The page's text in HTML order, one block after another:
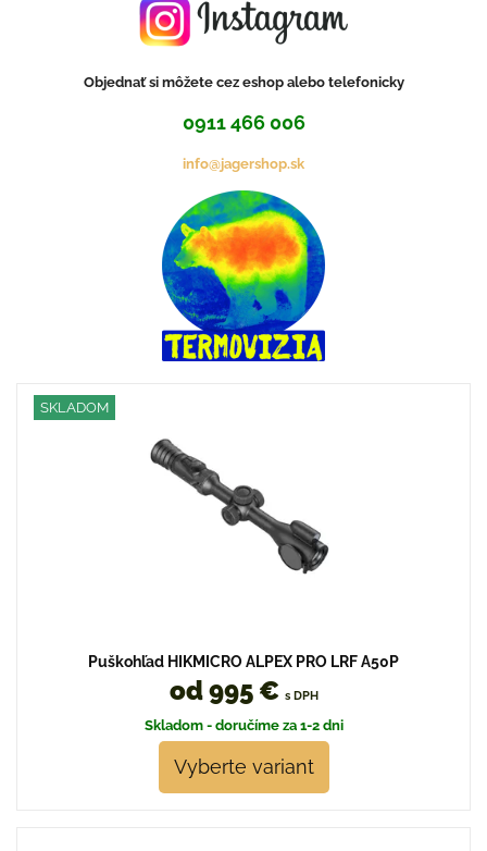
Objednať si môžete cez eshop alebo telefonicky
0911 466 006
info@jagershop.sk
SKLADOM
Puškohľad HIKMICRO ALPEX PRO LRF A50P
od 995 € s DPH
Skladom - doručíme za 1-2 dni
Vyberte variant